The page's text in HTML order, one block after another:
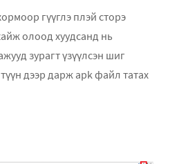
гүүглэ плэй сторэ
олоод хуудсанд нь
зурагт үзүүлсэн шиг
дээр дарж apk файл татах